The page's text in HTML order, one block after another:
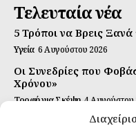
Τελευταία νέα
5 Τρόποι να Βρεις
Υγεία 6 Αυγούστου 2026
Οι Συνεδρίες που
Χρόνου»
Τροφή για Σκέψη 4 Αυγούστου
Αυτή Είναι η Συνταγή